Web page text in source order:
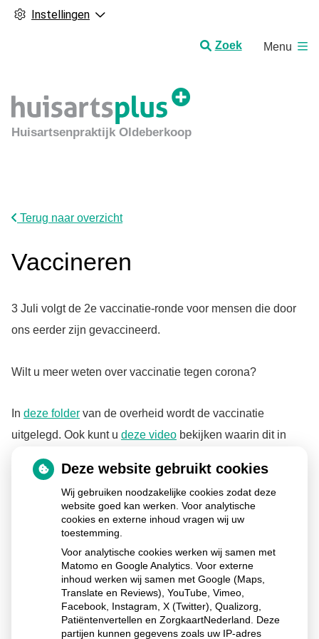
Instellingen
Zoek
Huisartsenpraktijk Oldeberkoop
Menu
Terug naar overzicht
Vaccineren
3 Juli volgt de 2e vaccinatie-ronde voor mensen die door
ons eerder zijn gevaccineerd.
Wilt u meer weten over vaccinatie tegen corona?
In deze folder van de overheid wordt de vaccinatie
uitgelegd. Ook kunt u deze video bekijken waarin dit in
eenvoudige taal wordt uitgelegd.
Thuisarts.nlvoor betrouwbare informatie over de
vaccinatie tegen corona.
Publicatiedatum:14-06-2021
Deze website gebruikt cookies
Wij gebruiken noodzakelijke cookies zodat deze
website goed kan werken. Voor analytische
cookies en externe inhoud vragen wij uw
toestemming.
Voor analytische cookies werken wij samen met
Matomo en Google Analytics. Voor externe
inhoud werken wij samen met Google (Maps,
Translate en Reviews), YouTube, Vimeo,
Facebook, Instagram, X (Twitter), Qualizorg,
Patiëntenvertellen en ZorgkaartNederland. Deze
partijen kunnen gegevens zoals uw IP-adres